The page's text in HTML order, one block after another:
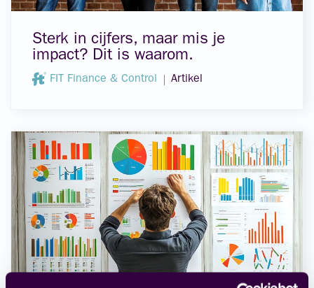
Sterk in cijfers, maar mis je
impact? Dit is waarom.
FIT Finance & Control Artikel